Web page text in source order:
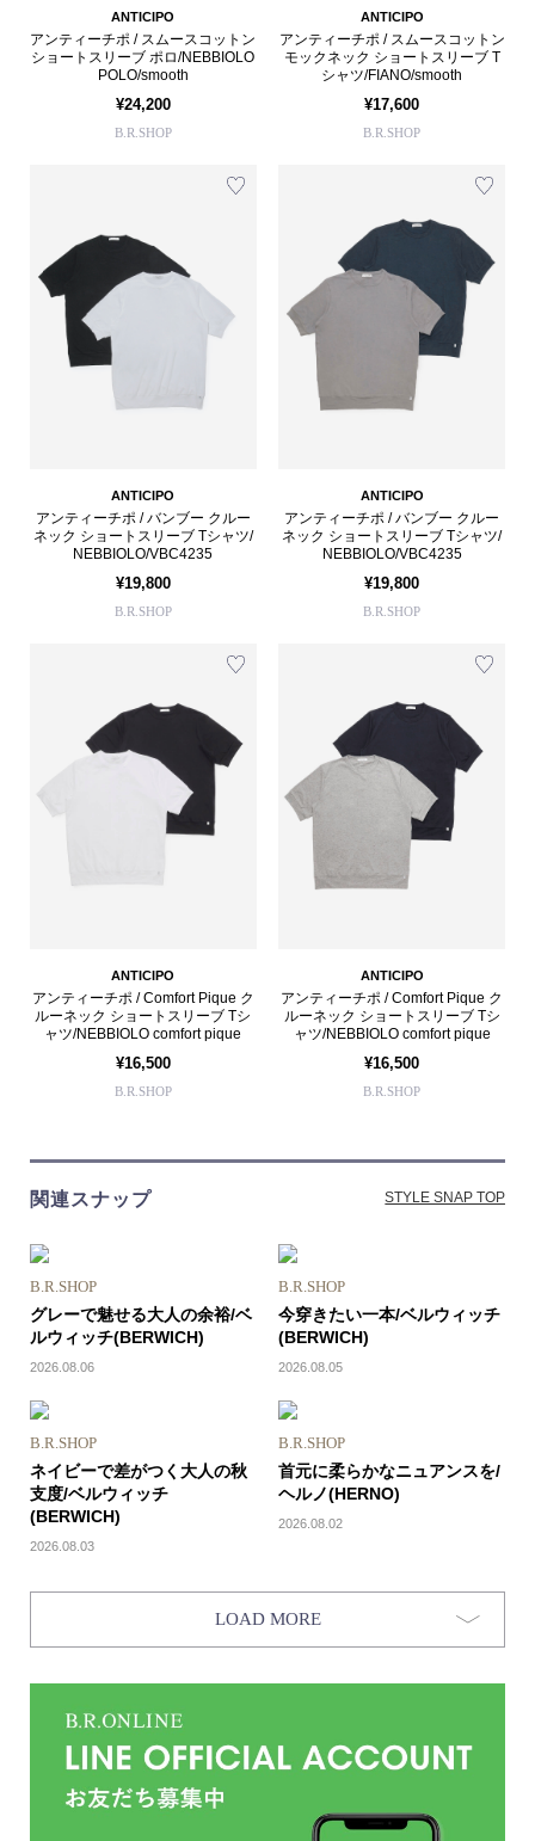
ANTICIPO
アンティーチポ / スムースコットン
ショートスリーブ ポロ/NEBBIOLO
POLO/smooth
¥24,200
B.R.SHOP
ANTICIPO
アンティーチポ / スムースコットン
モックネック ショートスリーブ T
シャツ/FIANO/smooth
¥17,600
B.R.SHOP
ANTICIPO
アンティーチポ / バンブー クルー
ネック ショートスリーブ Tシャツ/
NEBBIOLO/VBC4235
¥19,800
B.R.SHOP
ANTICIPO
アンティーチポ / バンブー クルー
ネック ショートスリーブ Tシャツ/
NEBBIOLO/VBC4235
¥19,800
B.R.SHOP
ANTICIPO
アンティーチポ / Comfort Pique ク
ルーネック ショートスリーブ Tシ
ャツ/NEBBIOLO comfort pique
¥16,500
B.R.SHOP
ANTICIPO
アンティーチポ / Comfort Pique ク
ルーネック ショートスリーブ Tシ
ャツ/NEBBIOLO comfort pique
¥16,500
B.R.SHOP
関連スナップ STYLE SNAP TOP
B.R.SHOP
グレーで魅せる大人の余裕/ベ
ルウィッチ(BERWICH)
2026.08.06
B.R.SHOP
今穿きたい一本/ベルウィッチ
(BERWICH)
2026.08.05
B.R.SHOP
ネイビーで差がつく大人の秋
支度/ベルウィッチ
(BERWICH)
2026.08.03
B.R.SHOP
首元に柔らかなニュアンスを/
ヘルノ(HERNO)
2026.08.02
LOAD MORE